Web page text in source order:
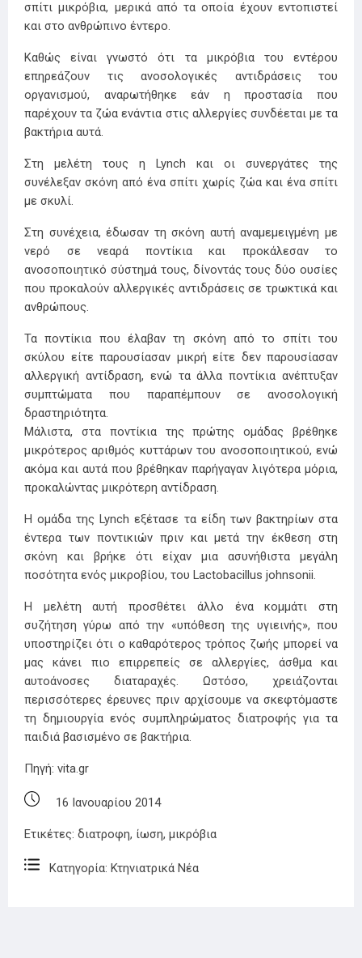
σπίτι μικρόβια, μερικά από τα οποία έχουν εντοπιστεί
και στο ανθρώπινο έντερο.
Καθώς είναι γνωστό ότι τα μικρόβια του εντέρου
επηρεάζουν τις ανοσολογικές αντιδράσεις του
οργανισμού, αναρωτήθηκε εάν η προστασία που
παρέχουν τα ζώα ενάντια στις αλλεργίες συνδέεται με τα
βακτήρια αυτά.
Στη μελέτη τους η Lynch και οι συνεργάτες της
συνέλεξαν σκόνη από ένα σπίτι χωρίς ζώα και ένα σπίτι
με σκυλί.
Στη συνέχεια, έδωσαν τη σκόνη αυτή αναμεμειγμένη με
νερό σε νεαρά ποντίκια και προκάλεσαν το
ανοσοποιητικό σύστημά τους, δίνοντάς τους δύο ουσίες
που προκαλούν αλλεργικές αντιδράσεις σε τρωκτικά και
ανθρώπους.
Τα ποντίκια που έλαβαν τη σκόνη από το σπίτι του
σκύλου είτε παρουσίασαν μικρή είτε δεν παρουσίασαν
αλλεργική αντίδραση, ενώ τα άλλα ποντίκια ανέπτυξαν
συμπτώματα που παραπέμπουν σε ανοσολογική
δραστηριότητα.
Μάλιστα, στα ποντίκια της πρώτης ομάδας βρέθηκε
μικρότερος αριθμός κυττάρων του ανοσοποιητικού, ενώ
ακόμα και αυτά που βρέθηκαν παρήγαγαν λιγότερα μόρια,
προκαλώντας μικρότερη αντίδραση.
Η ομάδα της Lynch εξέτασε τα είδη των βακτηρίων στα
έντερα των ποντικιών πριν και μετά την έκθεση στη
σκόνη και βρήκε ότι είχαν μια ασυνήθιστα μεγάλη
ποσότητα ενός μικροβίου, του Lactobacillus johnsonii.
Η μελέτη αυτή προσθέτει άλλο ένα κομμάτι στη
συζήτηση γύρω από την «υπόθεση της υγιεινής», που
υποστηρίζει ότι ο καθαρότερος τρόπος ζωής μπορεί να
μας κάνει πιο επιρρεπείς σε αλλεργίες, άσθμα και
αυτοάνοσες διαταραχές. Ωστόσο, χρειάζονται
περισσότερες έρευνες πριν αρχίσουμε να σκεφτόμαστε
τη δημιουργία ενός συμπληρώματος διατροφής για τα
παιδιά βασισμένο σε βακτήρια.
Πηγή: vita.gr
16 Ιανουαρίου 2014
Ετικέτες: διατροφη, ίωση, μικρόβια
Κατηγορία: Κτηνιατρικά Νέα